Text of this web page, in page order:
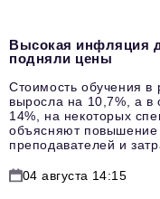
Высокая инфляция
подняли цены
Стоимость обучения в
выросла на 10,7%, а в
14%, на некоторых
объясняют повышение
преподавателей и
04 августа 14:15